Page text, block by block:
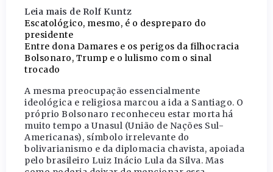
Leia mais de Rolf Kuntz
Escatológico, mesmo, é o despreparo do
presidente
Entre dona Damares e os perigos da filhocracia
Bolsonaro, Trump e o lulismo com o sinal
trocado
A mesma preocupação essencialmente
ideológica e religiosa marcou a ida a Santiago. O
próprio Bolsonaro reconheceu estar morta há
muito tempo a Unasul (União de Nações Sul-
Americanas), símbolo irrelevante do
bolivarianismo e da diplomacia chavista, apoiada
pelo brasileiro Luiz Inácio Lula da Silva. Mas